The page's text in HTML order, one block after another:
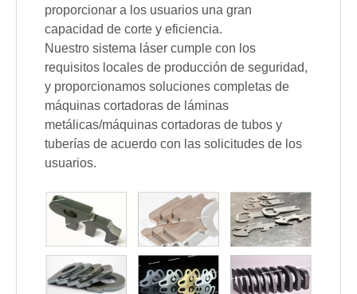
proporcionar a los usuarios una gran
capacidad de corte y eficiencia.
Nuestro sistema láser cumple con los
requisitos locales de producción de seguridad,
y proporcionamos soluciones completas de
máquinas cortadoras de láminas
metálicas/máquinas cortadoras de tubos y
tuberías de acuerdo con las solicitudes de los
usuarios.